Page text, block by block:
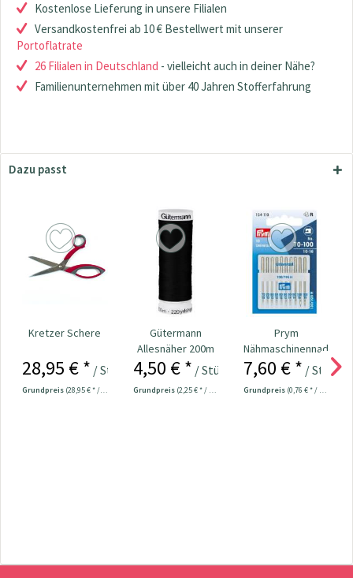
Kostenlose Lieferung in unsere Filialen
Versandkostenfrei ab 10 € Bestellwert mit unserer
Portoflatrate
26 Filialen in Deutschland - vielleicht auch in deiner Nähe?
Familienunternehmen mit über 40 Jahren Stofferfahrung
Dazu passt
Kretzer Schere
28,95 € * / Stück
Grundpreis (28,95 € * / 1 Stück)
Gütermann
Allesnäher 200m
Fb. 000 - schwarz
4,50 € * / Stück
Grundpreis (2,25 € * / 100 Meter)
Prym
Nähmaschinennadeln
130/705
Universal...
7,60 € * / Stück
Grundpreis (0,76 € * / 1 Stück)